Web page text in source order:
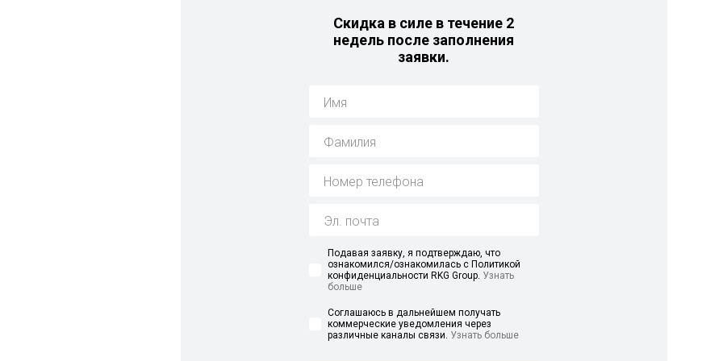
Скидка в силе в течение 2
недель после заполнения
заявки.
Подавая заявку, я подтверждаю, что
ознакомился/ознакомилась с Политикой
конфиденциальности RKG Group. Узнать
больше
Соглашаюсь в дальнейшем получать
коммерческие уведомления через
различные каналы связи. Узнать больше